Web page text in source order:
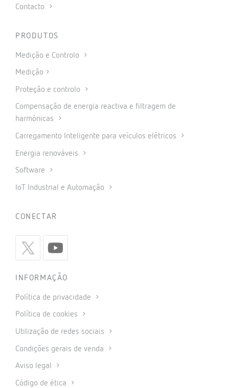
Contacto
PRODUTOS
Medição e Controlo
Medição
Proteção e controlo
Compensação de energia reactiva e filtragem de
harmónicas
Carregamento Inteligente para veículos elétricos
Energia renováveis
Software
IoT Industrial e Automação
CONECTAR
INFORMAÇÃO
Política de privacidade
Política de cookies
Utilização de redes sociais
Condições gerais de venda
Aviso legal
Código de ética